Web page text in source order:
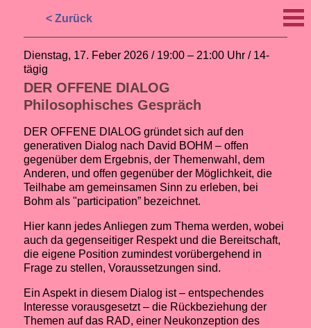
< Zurück
Dienstag, 17. Feber 2026 / 19:00 – 21:00 Uhr / 14-
tägig
DER OFFENE DIALOG
Philosophisches Gespräch
DER OFFENE DIALOG gründet sich auf den
generativen Dialog nach David BOHM – offen
gegenüber dem Ergebnis, der Themenwahl, dem
Anderen, und offen gegenüber der Möglichkeit, die
Teilhabe am gemeinsamen Sinn zu erleben, bei
Bohm als "participation” bezeichnet.
Hier kann jedes Anliegen zum Thema werden, wobei
auch da gegenseitiger Respekt und die Bereitschaft,
die eigene Position zumindest vorübergehend in
Frage zu stellen, Voraussetzungen sind.
Ein Aspekt in diesem Dialog ist – entspechendes
Interesse vorausgesetzt – die Rückbeziehung der
Themen auf das RAD, einer Neukonzeption des